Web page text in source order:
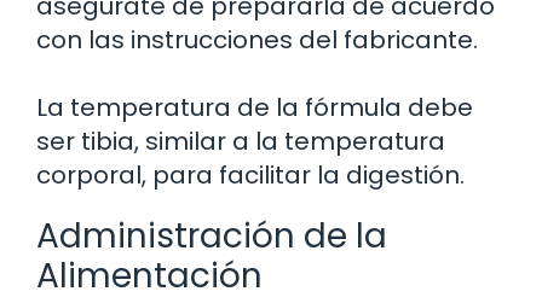
con las instrucciones del fabricante.
La temperatura de la fórmula debe
ser tibia, similar a la temperatura
corporal, para facilitar la digestión.
Administración de la
Alimentación